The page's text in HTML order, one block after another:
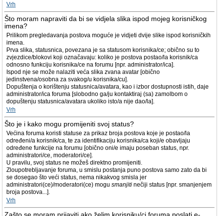
Vrh
Što moram napraviti da bi se vidjela slika ispod mojeg korisničkog
imena?
Prilikom pregledavanja postova moguće je vidjeti dvije slike ispod korisničkih
imena.
Prva slika, statusnica, povezana je sa statusom korisnika/ce; obično su to
zvjezdice/blokovi koji označavaju: koliko je postova postao/la korisnik/ca
odnosno funkciju korisnika/ce na forumu [npr. administrator/ica].
Ispod nje se može nalaziti veća slika zvana avatar [obično
jedinstvena/osobna za svakog/u korisnika/cu].
Dopuštenja o korištenju statusnica/avatara, kao i izbor dostupnosti istih, daje
administrator/ica foruma [slobodno ga/ju kontaktiraj (sa) zamolbom o
dopuštenju statusnica/avatara ukoliko isto/a nije dao/la].
Vrh
Što je i kako mogu promijeniti svoj status?
Većina foruma koristi statuse za prikaz broja postova koje je postao/la
određeni/a korisnik/ca, te za identifikaciju korisnika/ca koji/e obavljaju
određene funkcije na forumu [obično oni/e imaju poseban status, npr.
administratori/ce, moderatori/ce].
U pravilu, svoj status ne možeš direktno promijeniti.
Zloupotrebljavanje foruma, u smislu postanja puno postova samo zato da bi
se dosegao što veći status, nema nikakvog smisla jer
administratori(ce)/moderatori(ce) mogu smanjiti nečiji status [npr. smanjenjem
broja postova...].
Vrh